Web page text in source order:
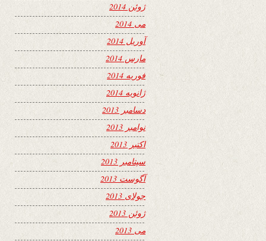
ژوئن 2014
می 2014
آوریل 2014
مارس 2014
فوریه 2014
ژانویه 2014
دسامبر 2013
نوامبر 2013
اکتبر 2013
سپتامبر 2013
آگوست 2013
جولای 2013
ژوئن 2013
می 2013